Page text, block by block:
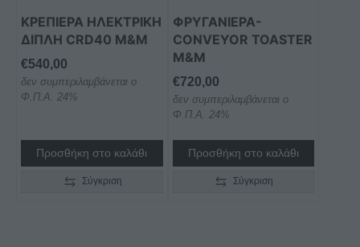
ΚΡΕΠΙΕΡΑ ΗΛΕΚΤΡΙΚΗ
ΔΙΠΛΗ CRD40 M&M
€540,00
δεν συμπεριλαμβάνεται ο
Φ.Π.Α. 24%
Προσθήκη στο καλάθι
Σύγκριση
ΦΡΥΓΑΝΙΕΡΑ-
CONVEYOR TOASTER
M&M
€720,00
δεν συμπεριλαμβάνεται ο
Φ.Π.Α. 24%
Προσθήκη στο καλάθι
Σύγκριση